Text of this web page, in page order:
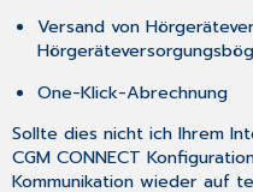
Versand von
One-Klick-Abrechnung
Sollte dies nicht ich Ihrem
CGM CONNECT
Kommunikation wieder auf